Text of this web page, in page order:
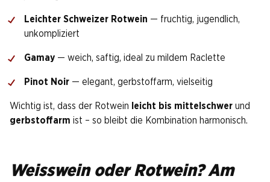
Leichter Schweizer Rotwein — fruchtig, jugendlich,
unkompliziert
Gamay — weich, saftig, ideal zu mildem Raclette
Pinot Noir — elegant, gerbstoffarm, vielseitig
Wichtig ist, dass der Rotwein leicht bis mittelschwer und
gerbstoffarm ist – so bleibt die Kombination harmonisch.
Weisswein oder Rotwein? Am